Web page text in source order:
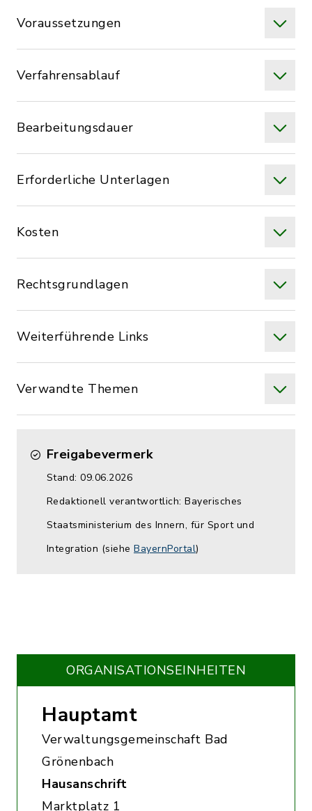
Voraussetzungen
Verfahrensablauf
Bearbeitungsdauer
Erforderliche Unterlagen
Kosten
Rechtsgrundlagen
Weiterführende Links
Verwandte Themen
Freigabevermerk
Stand: 09.06.2026
Redaktionell verantwortlich: Bayerisches
Staatsministerium des Innern, für Sport und
Integration (siehe BayernPortal)
ORGANISATIONS­EINHEITEN
Hauptamt
Verwaltungsgemeinschaft Bad
Grönenbach
Hausanschrift
Marktplatz 1